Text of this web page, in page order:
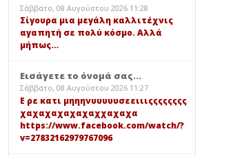
Σάββατο, 08 Αυγούστου 2026 11:28
Σίγουρα μια μεγάλη καλλιτέχνις
αγαπητή σε πολύ κόσμο. Αλλά
μήπως…
Εισάγετε το όνομά σας...
Σάββατο, 08 Αυγούστου 2026 11:27
Ε ρε κατι μηηηνυυυυυσεειιιςςςςςςςς
χαχαχαχαχαχαχχαχαχα
https://www.facebook.com/watch/?
v=27832162979767096